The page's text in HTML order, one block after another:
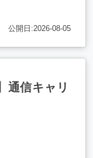
公開日:2026-08-05
通信キャリ